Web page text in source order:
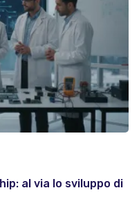
al via lo sviluppo di